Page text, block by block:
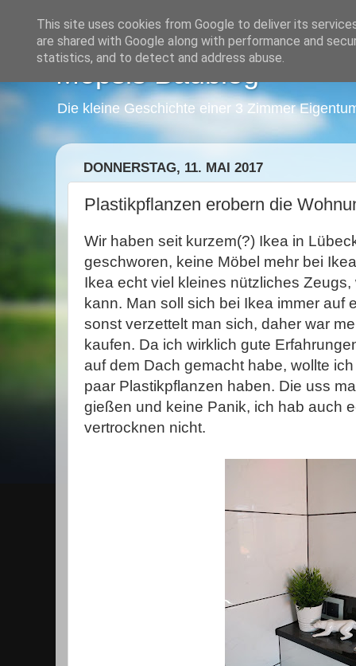
Mopsis Baublog
Die kleine Geschichte einer 3 Zimmer
DONNERSTAG, 11. MAI 2017
Plastikpflanzen erobern die
Wir haben seit kurzem(?) Ikea in
geschworen, keine Möbel mehr bei
Ikea echt viel kleines nützliches
kann. Man soll sich bei Ikea immer auf
sonst verzettelt man sich, daher war
kaufen. Da ich wirklich gute
auf dem Dach gemacht habe, wollte
paar Plastikpflanzen haben. Die uss
gießen und keine Panik, ich hab auch
vertrocknen nicht.
This site uses cookies from Google to deliver its
are shared with Google along with performance and
statistics, and to detect and address abuse.